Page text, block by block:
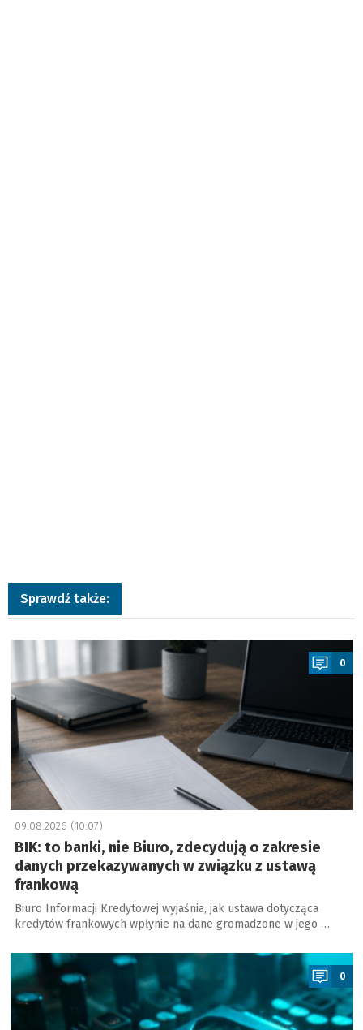
Sprawdź także:
a
0
09.08.2026 (10:07)
BIK: to banki, nie Biuro, zdecydują o zakresie
danych przekazywanych w związku z ustawą
frankową
Biuro Informacji Kredytowej wyjaśnia, jak ustawa dotycząca
kredytów frankowych wpłynie na dane gromadzone w jego …
a
0